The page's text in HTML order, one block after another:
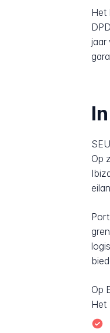
Het
jaar
Op
Op
Het